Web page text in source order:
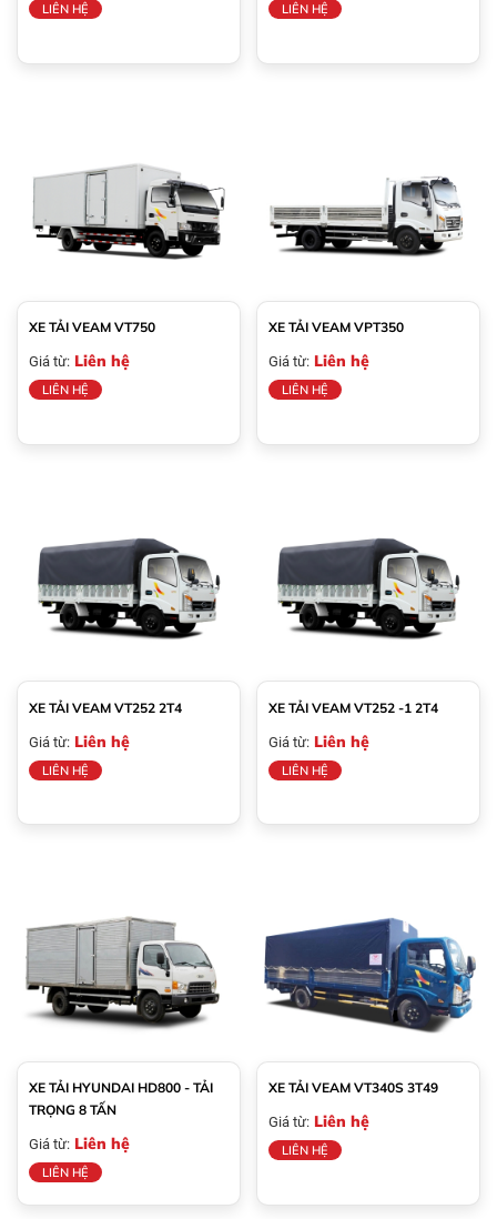
LIÊN HỆ LIÊN HỆ
XE TẢI VEAM VT750
Giá từ: Liên hệ
LIÊN HỆ
XE TẢI VEAM VPT350
Giá từ: Liên hệ
LIÊN HỆ
XE TẢI VEAM VT252 2T4
Giá từ: Liên hệ
LIÊN HỆ
XE TẢI VEAM VT252 -1 2T4
Giá từ: Liên hệ
LIÊN HỆ
XE TẢI HYUNDAI HD800 - TẢI
TRỌNG 8 TẤN
Giá từ: Liên hệ
LIÊN HỆ
XE TẢI VEAM VT340S 3T49
Giá từ: Liên hệ
LIÊN HỆ